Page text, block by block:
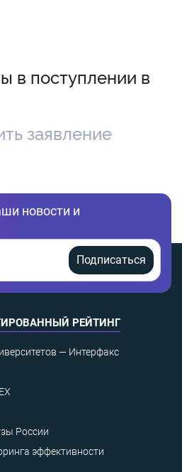
в поступлении в
заявление
новости и
Подписаться
РЕЙТИНГ
— Интерфакс
России
эффективности